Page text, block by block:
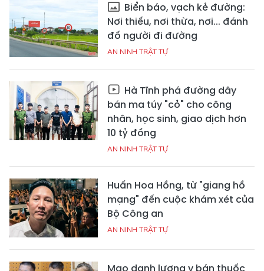
Biển báo, vạch kẻ đường:
Nơi thiếu, nơi thừa, nơi... đánh
đố người đi đường
AN NINH TRẬT TỰ
Hà Tĩnh phá đường dây
bán ma túy "cỏ" cho công
nhân, học sinh, giao dịch hơn
10 tỷ đồng
AN NINH TRẬT TỰ
Huấn Hoa Hồng, từ "giang hồ
mạng" đến cuộc khám xét của
Bộ Công an
AN NINH TRẬT TỰ